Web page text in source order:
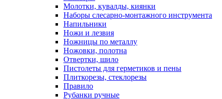
Молотки, кувалды, киянки
Наборы слесарно-монтажного инструмента
Напильники
Ножи и лезвия
Ножницы по металлу
Ножовки, полотна
Отвертки, шило
Пистолеты для герметиков и пены
Плиткорезы, стеклорезы
Правило
Рубанки ручные